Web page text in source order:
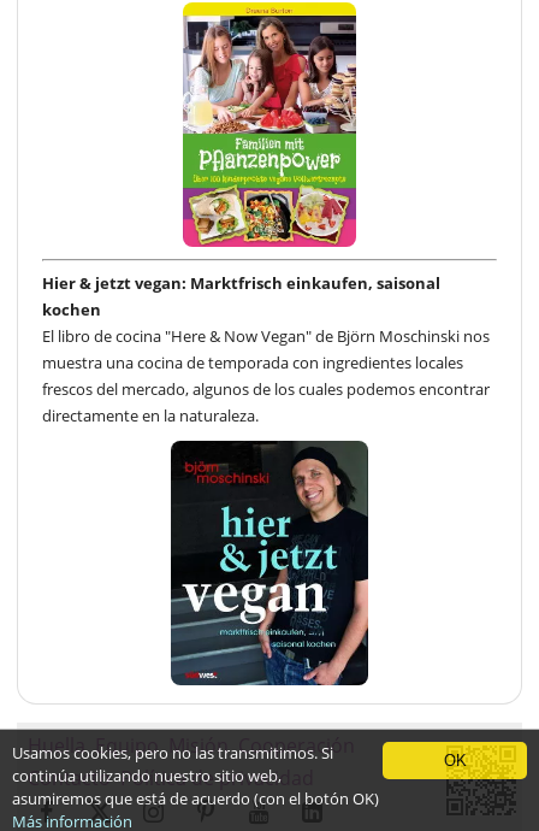
Hier & jetzt vegan: Marktfrisch einkaufen, saisonal
kochen
El libro de cocina "Here & Now Vegan" de Björn Moschinski nos
muestra una cocina de temporada con ingredientes locales
frescos del mercado, algunos de los cuales podemos encontrar
directamente en la naturaleza.
HuellaEquipoMisiónCooperación
ContactoPolítica de privacidad
OK
Usamos cookies, pero no las transmitimos. Si
continúa utilizando nuestro sitio web,
asumiremos que está de acuerdo (con el botón OK)
Más información